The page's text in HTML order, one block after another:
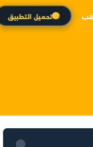
تحميل التطبيق